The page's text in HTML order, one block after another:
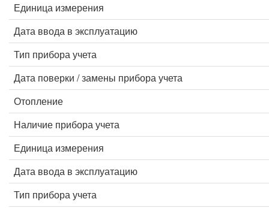
Единица измерения
Дата ввода в эксплуатацию
Тип прибора учета
Дата поверки / замены прибора учета
Отопление
Наличие прибора учета
Единица измерения
Дата ввода в эксплуатацию
Тип прибора учета